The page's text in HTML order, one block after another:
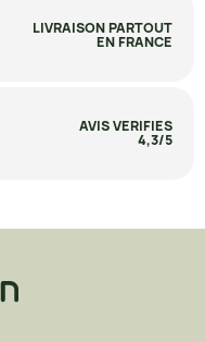
LIVRAISON PARTOUT
EN FRANCE
AVIS VERIFIES
4,3/5